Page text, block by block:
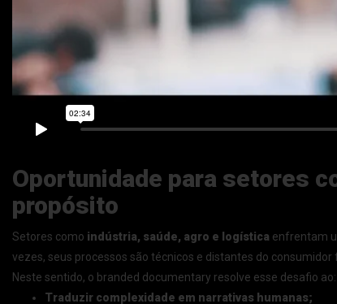
Oportunidade para setores
propósito
Setores como indústria, saúde, agro e logística enfrentam
vezes, seus processos são técnicos e distantes do consumidor
Neste sentido, o branded documentary resolve esse desafio ao:
Traduzir complexidade em narrativas humanas;